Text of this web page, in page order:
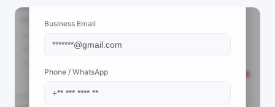
Business Email
Phone / WhatsApp